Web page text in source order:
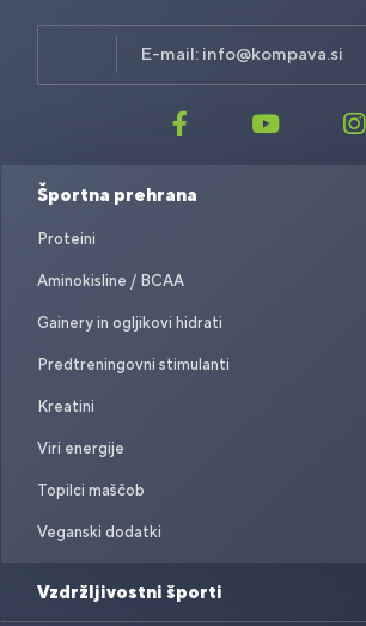
E-mail: info@kompava.si
Športna prehrana
Proteini
Aminokisline / BCAA
Gainery in ogljikovi hidrati
Predtreningovni stimulanti
Kreatini
Viri energije
Topilci maščob
Veganski dodatki
Vzdržljivostni športi